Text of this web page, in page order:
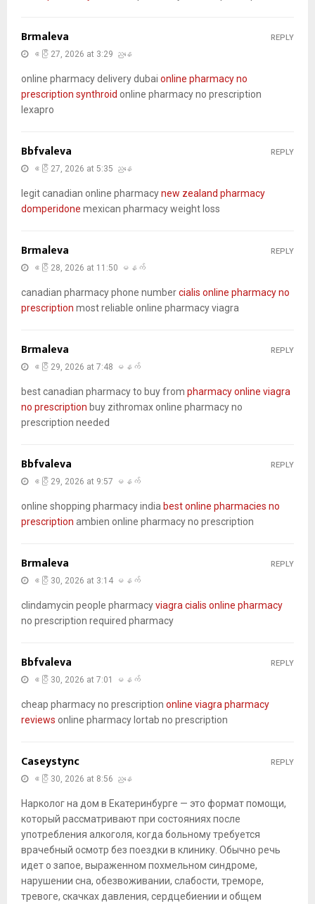
Brmaleva
ဧပြီ 27, 2026 at 3:29 ညနေ
online pharmacy delivery dubai online pharmacy no
prescription synthroid online pharmacy no prescription
lexapro
REPLY
Bbfvaleva
ဧပြီ 27, 2026 at 5:35 ညနေ
legit canadian online pharmacynew zealand pharmacy
domperidone mexican pharmacy weight loss
REPLY
Brmaleva
ဧပြီ 28, 2026 at 11:50 မနက်
canadian pharmacy phone numbercialis online pharmacy no
prescription most reliable online pharmacy viagra
REPLY
Brmaleva
ဧပြီ 29, 2026 at 7:48 မနက်
best canadian pharmacy to buy from pharmacy online viagra
no prescription buy zithromax online pharmacy no
prescription needed
REPLY
Bbfvaleva
ဧပြီ 29, 2026 at 9:57 မနက်
online shopping pharmacy india best online pharmacies no
prescription ambien online pharmacy no prescription
REPLY
Brmaleva
ဧပြီ 30, 2026 at 3:14 မနက်
clindamycin people pharmacyviagra cialis online pharmacy
no prescription required pharmacy
REPLY
Bbfvaleva
ဧပြီ 30, 2026 at 7:01 မနက်
cheap pharmacy no prescription online viagra pharmacy
reviews online pharmacy lortab no prescription
REPLY
Caseystync
ဧပြီ 30, 2026 at 8:56 ညနေ
Нарколог на дом в Екатеринбурге — это формат помощи,
который рассматривают при состояниях после
употребления алкоголя, когда больному требуется
врачебный осмотр без поездки в клинику. Обычно речь
идет о запое, выраженном похмельном синдроме,
нарушении сна, обезвоживании, слабости, треморе,
тревоге, скачках давления, сердцебиении и общем
REPLY